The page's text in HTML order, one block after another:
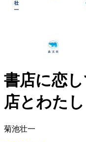
書店に恋
店とわたし
菊池壮一